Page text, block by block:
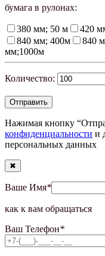
бумага в рулонах:
380 мм; 50 м 420
840 мм; 400м
840
мм;1000м
Количество:
Нажимая кнопку
конфиденциальности и
персональных данных
✖
Ваше Имя*
как к вам обращаться
Ваш Телефон*